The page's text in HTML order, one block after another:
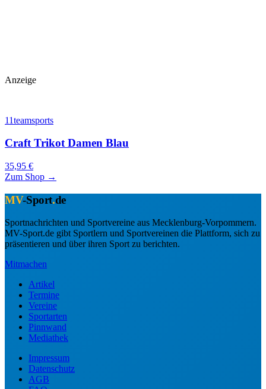
Anzeige
11teamsports
Craft Trikot Damen Blau
35,95 €
Zum Shop →
MV-Sport.de
Sportnachrichten und Sportvereine aus Mecklenburg-Vorpommern.
MV-Sport.de gibt Sportlern und Sportvereinen die Plattform, sich zu
präsentieren und über ihren Sport zu berichten.
Mitmachen
Artikel
Termine
Vereine
Sportarten
Pinnwand
Mediathek
Impressum
Datenschutz
AGB